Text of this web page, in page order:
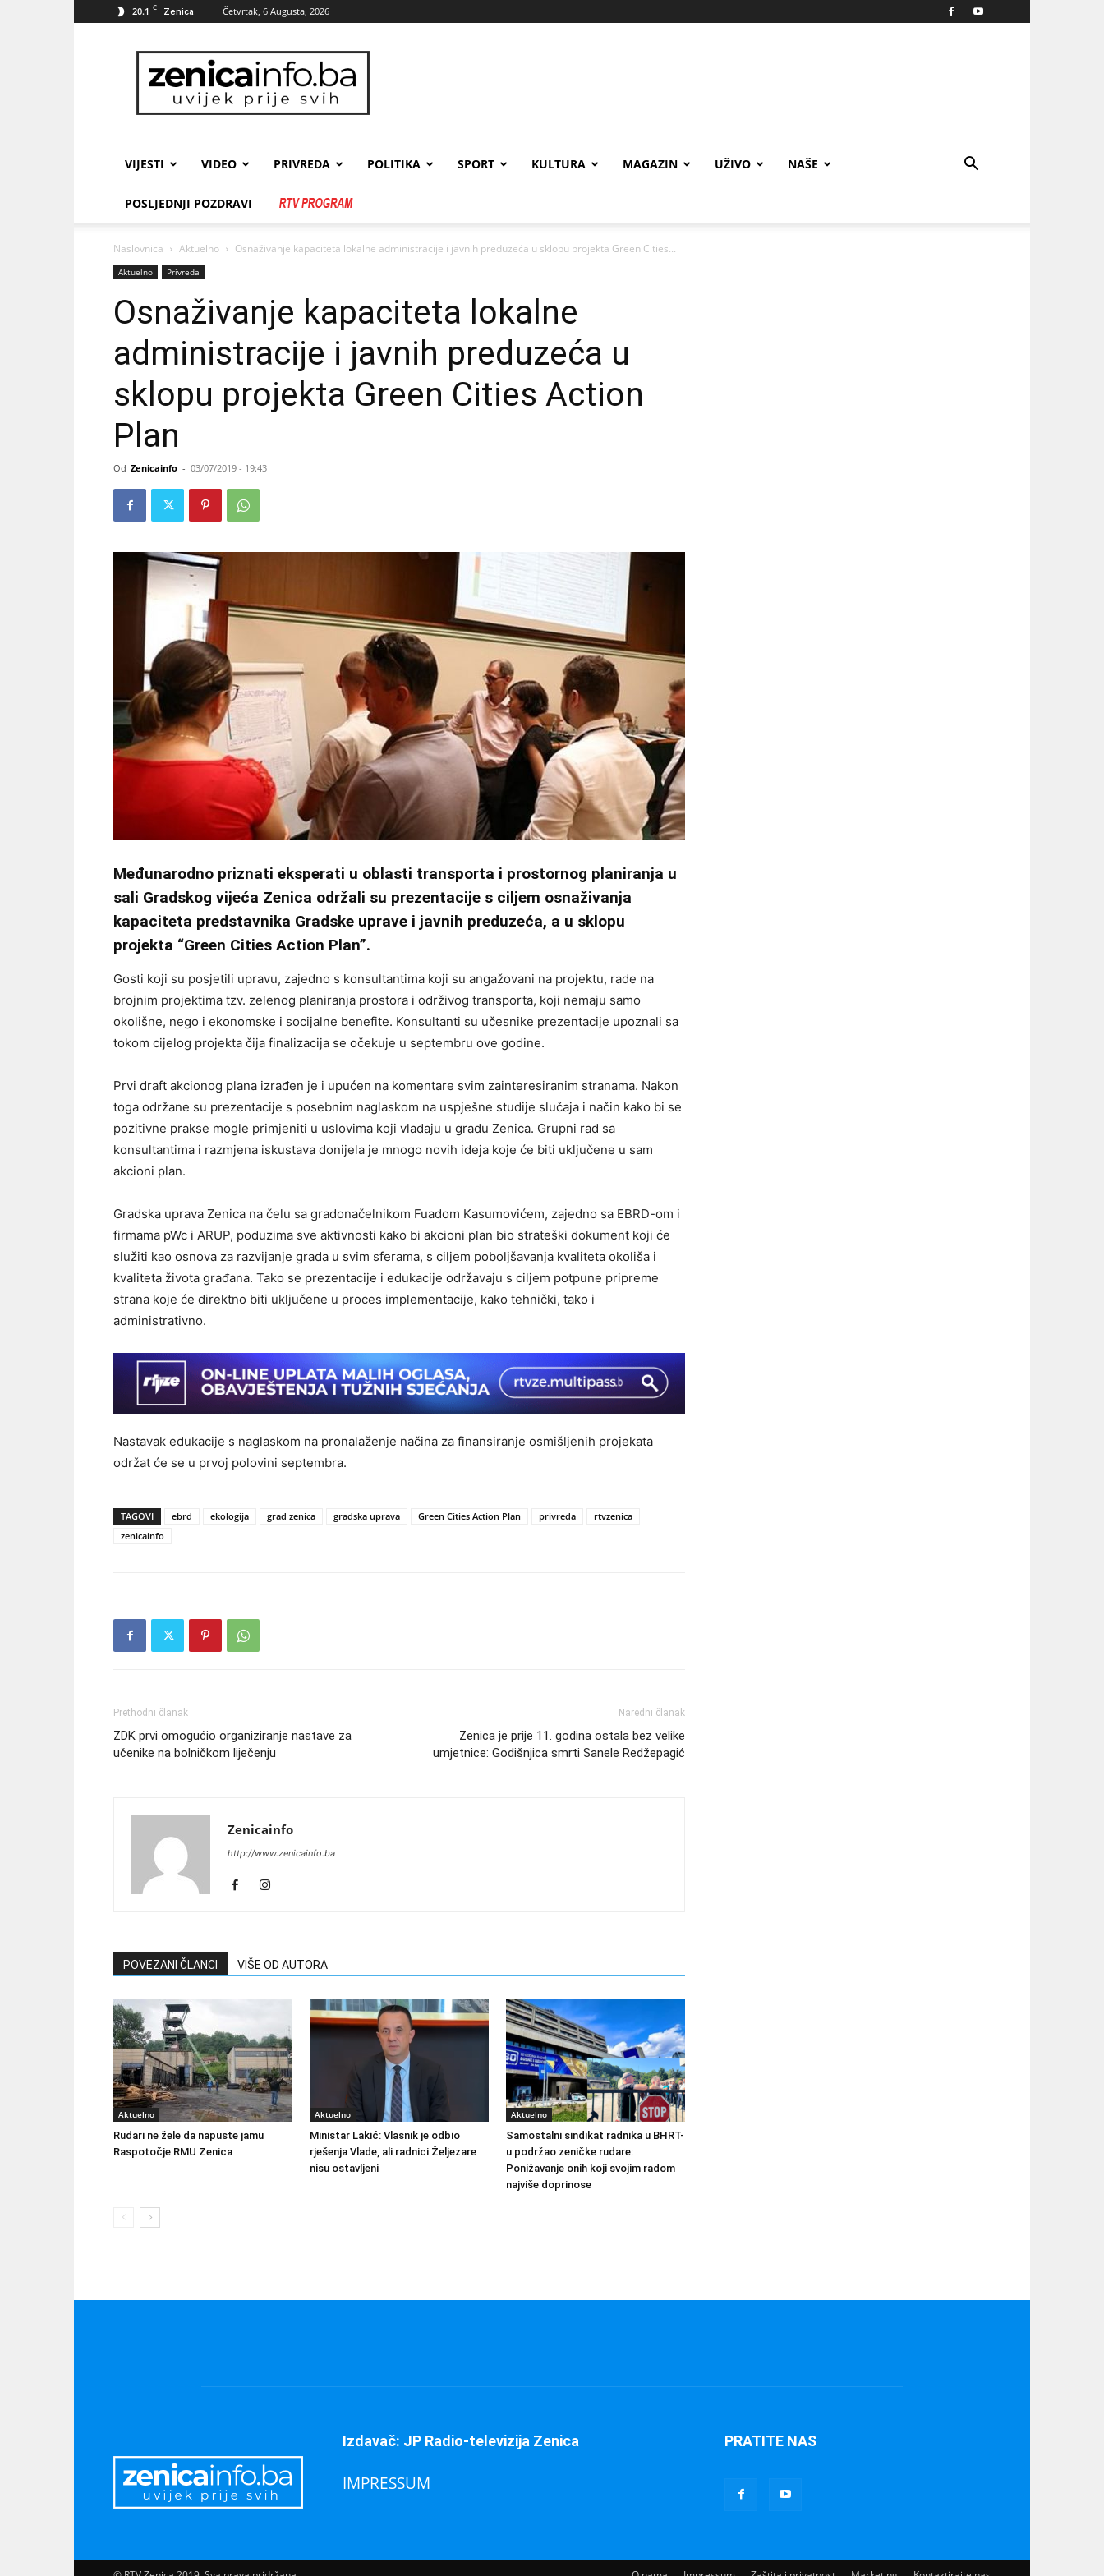
20.1 C Zenica Četvrtak, 6 Augusta, 2026
zenicainfo.ba
VIJESTI VIDEO PRIVREDA POLITIKA SPORT KULTURA MAGAZIN UŽIVO NAŠE
POSLJEDNJI POZDRAVI
Naslovnica Aktuelno Osnaživanje kapaciteta lokalne administracije i javnih preduzeća u sklopu projekta Green Cities...
Aktuelno Privreda
Osnaživanje kapaciteta lokalne
administracije i javnih preduzeća u
sklopu projekta Green Cities Action
Plan
Od Zenicainfo - 03/07/2019 - 19:43
Međunarodno priznati eksperati u oblasti transporta i prostornog planiranja u
sali Gradskog vijeća Zenica održali su prezentacije s ciljem osnaživanja
kapaciteta predstavnika Gradske uprave i javnih preduzeća, a u sklopu
projekta “Green Cities Action Plan”.
Gosti koji su posjetili upravu, zajedno s konsultantima koji su angažovani na projektu, rade na
brojnim projektima tzv. zelenog planiranja prostora i održivog transporta, koji nemaju samo
okolišne, nego i ekonomske i socijalne benefite. Konsultanti su učesnike prezentacije upoznali sa
tokom cijelog projekta čija finalizacija se očekuje u septembru ove godine.
Prvi draft akcionog plana izrađen je i upućen na komentare svim zainteresiranim stranama. Nakon
toga održane su prezentacije s posebnim naglaskom na uspješne studije slučaja i način kako bi se
pozitivne prakse mogle primjeniti u uslovima koji vladaju u gradu Zenica. Grupni rad sa
konsultantima i razmjena iskustava donijela je mnogo novih ideja koje će biti uključene u sam
akcioni plan.
Gradska uprava Zenica na čelu sa gradonačelnikom Fuadom Kasumovićem, zajedno sa EBRD-om i
firmama pWc i ARUP, poduzima sve aktivnosti kako bi akcioni plan bio strateški dokument koji će
služiti kao osnova za razvijanje grada u svim sferama, s ciljem poboljšavanja kvaliteta okoliša i
kvaliteta života građana. Tako se prezentacije i edukacije održavaju s ciljem potpune pripreme
strana koje će direktno biti uključene u proces implementacije, kako tehnički, tako i
administrativno.
Nastavak edukacije s naglaskom na pronalaženje načina za finansiranje osmišljenih projekata
održat će se u prvoj polovini septembra.
TAGOVI ebrd ekologija grad zenica gradska uprava Green Cities Action Plan privreda
rtvzenica
zenicainfo
Prethodni članak
ZDK prvi omogućio organiziranje nastave za
učenike na bolničkom liječenju
Naredni članak
Zenica je prije 11. godina ostala bez velike
umjetnice: Godišnjica smrti Sanele Redžepagić
Zenicainfo
http://www.zenicainfo.ba
POVEZANI ČLANCI VIŠE OD AUTORA
Aktuelno
Rudari ne žele da napuste jamu
Raspotočje RMU Zenica
Aktuelno
Ministar Lakić: Vlasnik je odbio
rješenja Vlade, ali radnici Željezare
nisu ostavljeni
Aktuelno
Samostalni sindikat radnika u BHRT-
u podržao zeničke rudare:
Ponižavanje onih koji svojim radom
najviše doprinose
Izdavač: JP Radio-televizija Zenica
IMPRESSUM
PRATITE NAS